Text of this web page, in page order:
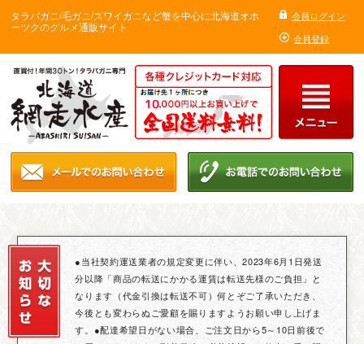
タラバガニ/毛ガニ/ズワイガニなど蟹を中心に北海道オホ
ーツクのグルメ通販サイト
会員ログイン
会員登録
●当社契約運送業者の規定変更に伴い、2023年6月1日発送
分以降「商品の転送にかかる運賃は転送先様のご負担」と
なります（代金引換は転送不可）何とぞご了承いただき、
今後とも変わらぬご愛顧を賜りますようお願い申し上げま
す。●配達希望日がない場合、ご注文日から5～10日前後で